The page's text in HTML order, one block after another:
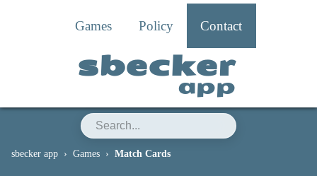
Games Policy Contact
sbecker
app
sbecker app Games Match Cards